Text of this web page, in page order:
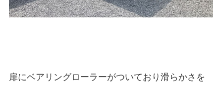
扉にベアリングローラーがついており滑らかさを